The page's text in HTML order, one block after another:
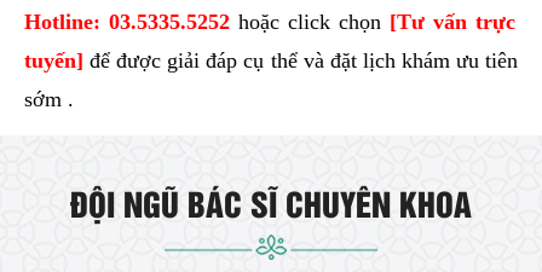
Hotline: 03.5335.5252hoặc click chọn [Tư vấn trực
tuyến] để được giải đáp cụ thể và đặt lịch khám ưu tiên
sớm .
ĐỘI NGŨ BÁC SĨ CHUYÊN KHOA